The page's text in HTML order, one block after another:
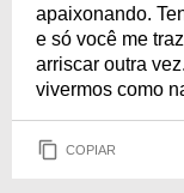
apaixonando.
e só você me
arriscar outra
vivermos como
COPIAR